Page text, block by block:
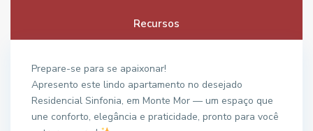
Recursos
Prepare-se para se apaixonar!
Apresento este lindo apartamento no desejado
Residencial Sinfonia, em Monte Mor — um espaço que
une conforto, elegância e praticidade, pronto para você